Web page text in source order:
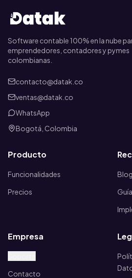
Software contable 100% en la nube
emprendedores, contadores y pymes
colombianas.
contacto@datak.co
ventas@datak.co
WhatsApp
Bogotá, Colombia
Producto
Funcionalidades
Precios
Blog
Empresa
Contacto